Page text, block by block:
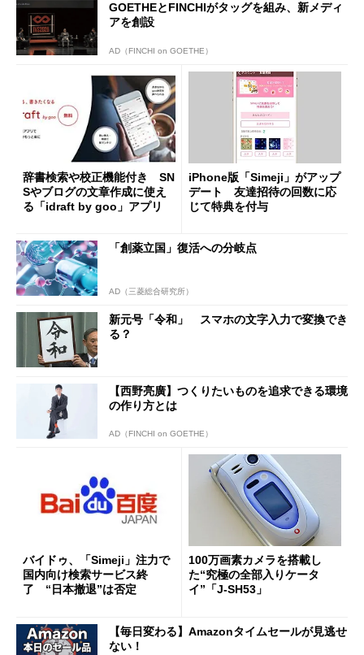
GOETHEとFINCHIがタッグを組み、新メディ
アを創設
AD（FINCHI on GOETHE）
辞書検索や校正機能付き SN
Sやブログの文章作成に使え
る「idraft by goo」アプリ
iPhone版「Simeji」がアップ
デート 友達招待の回数に応
じて特典を付与
「創薬立国」復活への分岐点
AD（三菱総合研究所）
新元号「令和」 スマホの文字入力で変換でき
る？
【西野亮廣】つくりたいものを追求できる環境
の作り方とは
AD（FINCHI on GOETHE）
バイドゥ、「Simeji」注力で
国内向け検索サービス終
了 “日本撤退”は否定
100万画素カメラを搭載し
た“究極の全部入りケータ
イ”「J-SH53」
【毎日変わる】Amazonタイムセールが見逃せ
ない！